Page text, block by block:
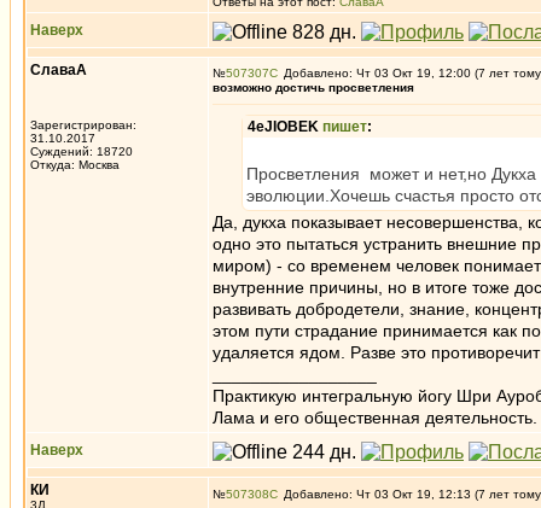
Наверх
СлаваА
Зарегистрирован:
31.10.2017
Суждений: 18720
Откуда: Москва
№507307
Добавлено: Чт 03 Окт 19, 12:00 (7 лет
возможно достичь просветления
4eJIOBEK пишет:
Просветления может и нет,но
эволюции.Хочешь счастья просто
Да, дукха показывает несовершенства,
одно это пытаться устранить внешние
миром) - со временем человек понимает
внутренние причины, но в итоге тоже
развивать добродетели, знание,
этом пути страдание принимается как
удаляется ядом. Разве это
Практикую интегральную йогу Шри
Лама и его общественная деятельность.
Наверх
КИ
3Д
№507308 Добавлено: Чт 03 Окт 19, 12:13 (7 лет